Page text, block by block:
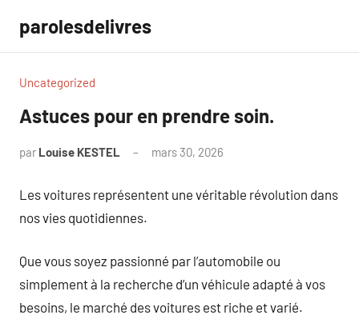
contenu
parolesdelivres
Uncategorized
Astuces pour en prendre soin.
par Louise KESTEL mars 30, 2026
Les voitures représentent une véritable révolution dans
nos vies quotidiennes.
Que vous soyez passionné par l’automobile ou
simplement à la recherche d’un véhicule adapté à vos
besoins, le marché des voitures est riche et varié.